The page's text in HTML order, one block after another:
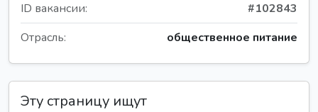
ID вакансии:
#102843
Отрасль:
общественное питание
Эту страницу ищут